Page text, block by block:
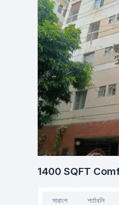
1400 SQFT
সারাংশ শর্তাবলি